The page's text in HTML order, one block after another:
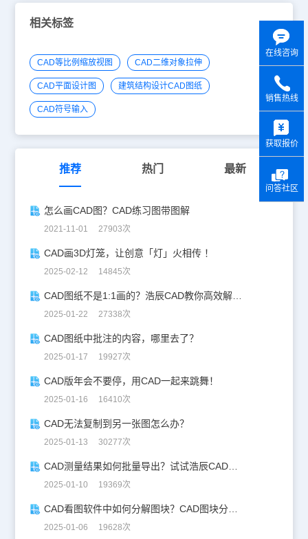
相关标签
CAD等比例缩放视图 CAD二维对象拉伸
CAD平面设计图 建筑结构设计CAD图纸
CAD符号输入
推荐 热门 最新
怎么画CAD图？CAD练习图带图解
2021-11-01 27903次
CAD画3D灯笼，让创意「灯」火相传 ！
2025-02-12 14845次
CAD图纸不是1:1画的？浩辰CAD教你高效解决！
2025-01-22 27338次
CAD图纸中批注的内容，哪里去了？
2025-01-17 19927次
CAD版年会不要停，用CAD一起来跳舞！
2025-01-16 16410次
CAD无法复制到另一张图怎么办？
2025-01-13 30277次
CAD测量结果如何批量导出？试试浩辰CAD看图王！
2025-01-10 19369次
CAD看图软件中如何分解图块？CAD图块分解详解！
2025-01-06 19628次
在线咨询
销售热线
获取报价
问答社区